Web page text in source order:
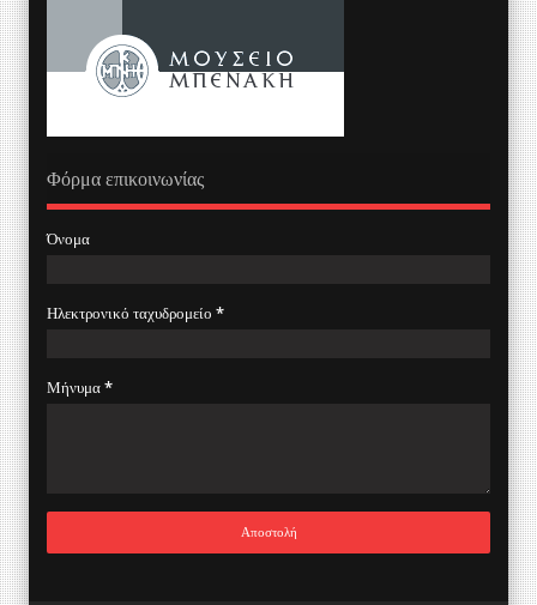
Φόρμα επικοινωνίας
Όνομα
Ηλεκτρονικό ταχυδρομείο *
Μήνυμα*